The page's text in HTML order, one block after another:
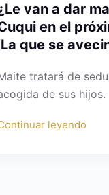
van a dar
en el
que se
tratará de
de sus hijos.
leyendo